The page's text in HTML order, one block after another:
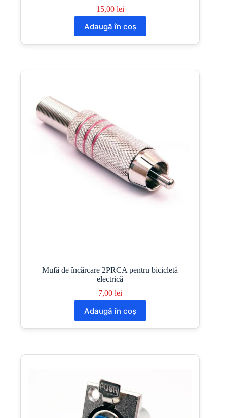
15,00 lei
Adaugă în coș
Mufă de încărcare 2PRCA pentru bicicletă
electrică
7,00 lei
Adaugă în coș